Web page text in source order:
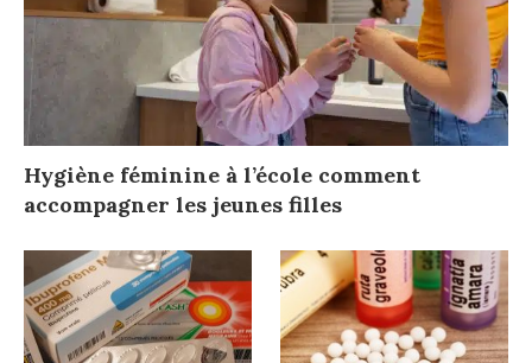
Hygiène féminine à l’école comment
accompagner les jeunes filles